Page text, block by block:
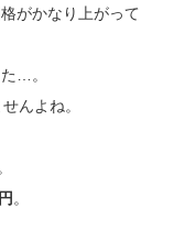
がかなり上がって
…。
んよね。
。
。